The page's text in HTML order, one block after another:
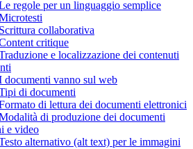
regole per un linguaggio semplice
collaborativa
critique
e localizzazione dei contenuti
documenti vanno sul web
di documenti
di lettura dei documenti elettronici
di produzione dei documenti
e video
alternativo (alt text) per le immagini